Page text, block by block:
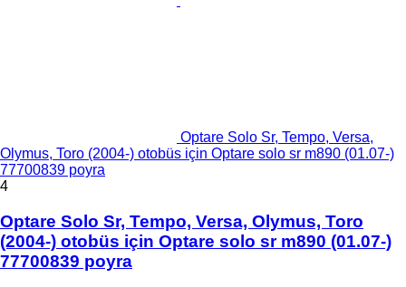
Optare Solo Sr, Tempo, Versa,
Olymus, Toro (2004-) otobüs için Optare solo sr m890 (01.07-)
77700839 poyra
4
Optare Solo Sr, Tempo, Versa, Olymus, Toro
(2004-) otobüs için Optare solo sr m890 (01.07-)
77700839 poyra